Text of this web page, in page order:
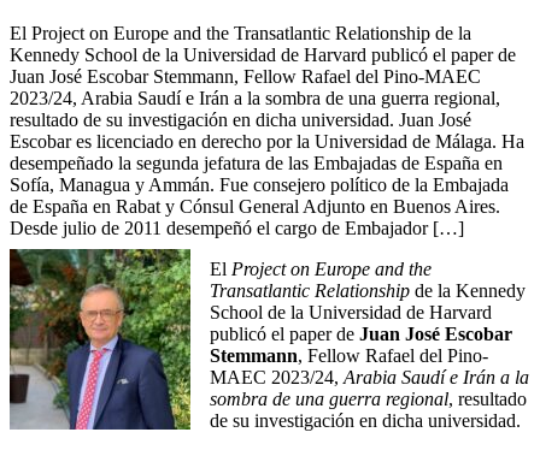
El Project on Europe and the Transatlantic Relationship de la
Kennedy School de la Universidad de Harvard publicó el paper de
Juan José Escobar Stemmann, Fellow Rafael del Pino-MAEC
2023/24, Arabia Saudí e Irán a la sombra de una guerra regional,
resultado de su investigación en dicha universidad. Juan José
Escobar es licenciado en derecho por la Universidad de Málaga. Ha
desempeñado la segunda jefatura de las Embajadas de España en
Sofía, Managua y Ammán. Fue consejero político de la Embajada
de España en Rabat y Cónsul General Adjunto en Buenos Aires.
Desde julio de 2011 desempeñó el cargo de Embajador […]
El Project on Europe and the
Transatlantic Relationship de la Kennedy
School de la Universidad de Harvard
publicó el paper de Juan José Escobar
Stemmann, Fellow Rafael del Pino-
MAEC 2023/24, Arabia Saudí e Irán a la
sombra de una guerra regional, resultado
de su investigación en dicha universidad.